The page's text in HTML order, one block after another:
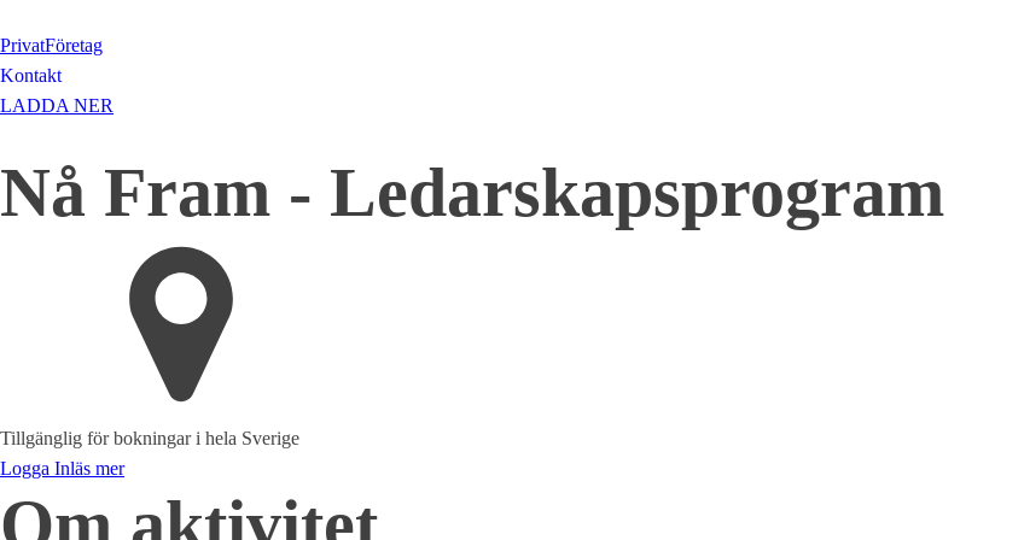
PrivatFöretag
Kontakt
LADDA NER
Nå Fram - Ledarskapsprogram
Tillgänglig för bokningar i hela Sverige
Logga Inläs mer